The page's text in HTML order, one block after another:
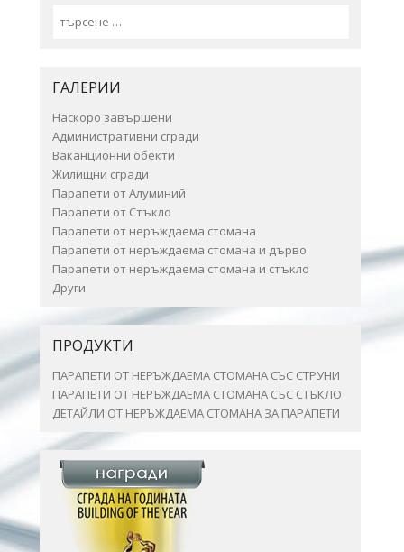
ГАЛЕРИИ
Наскоро завършени
Административни сгради
Ваканционни обекти
Жилищни сгради
Парапети от Алуминий
Парапети от Стъкло
Парапети от неръждаема стомана
Парапети от неръждаема стомана и дърво
Парапети от неръждаема стомана и стъкло
Други
ПРОДУКТИ
ПАРАПЕТИ ОТ НЕРЪЖДАЕМА СТОМАНА СЪС СТРУНИ
ПАРАПЕТИ ОТ НЕРЪЖДАЕМА СТОМАНА СЪС СТЪКЛО
ДЕТАЙЛИ ОТ НЕРЪЖДАЕМА СТОМАНА ЗА ПАРАПЕТИ